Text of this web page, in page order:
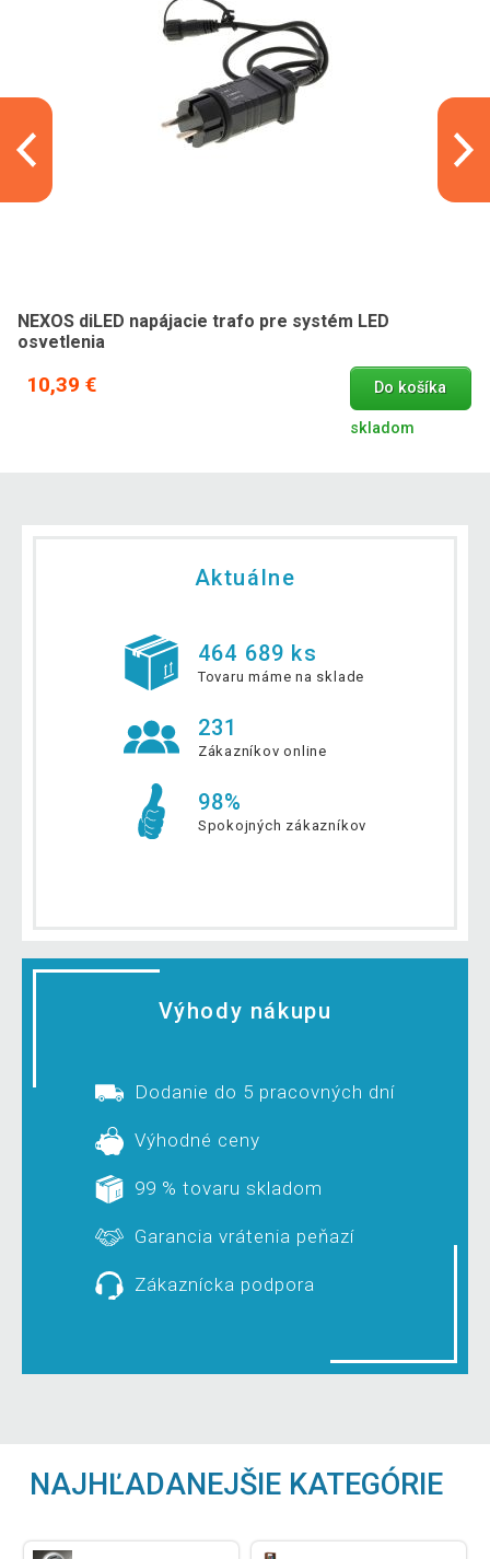
NEXOS diLED napájacie trafo pre systém LED
osvetlenia
10,39 € Do košíka
skladom
Aktuálne
464 689 ks
Tovaru máme na sklade
231
Zákazníkov online
98%
Spokojných zákazníkov
Výhody nákupu
Dodanie do 5 pracovných dní
Výhodné ceny
99 % tovaru skladom
Garancia vrátenia peňazí
Zákaznícka podpora
NAJHĽADANEJŠIE KATEGÓRIE